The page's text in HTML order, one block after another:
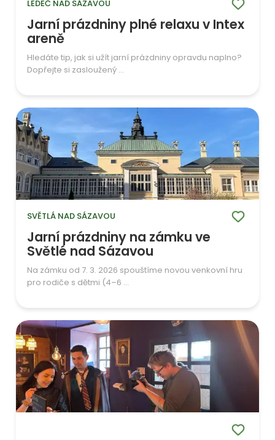
LEDEČ NAD SÁZAVOU
Jarní prázdniny plné relaxu v Intex
areně
Hledáte tip, jak si užít jarní prázdniny opravdu naplno?
Dopřejte si zasloužený ...
SVĚTLÁ NAD SÁZAVOU
Jarní prázdniny na zámku ve
Světlé nad Sázavou
Na zámku od 7. 3. 2026 spouštíme novou venkovní hru
pro rodiče s dětmi (4–6 ...